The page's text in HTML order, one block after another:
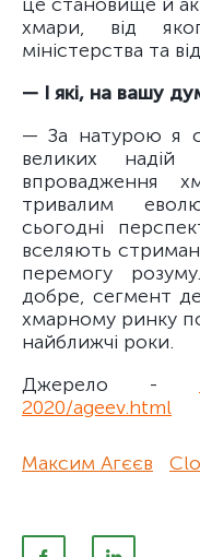
хмари, від
міністерства та
— І які, на вашу
— За натурою я
великих
впровадження
тривалим
сьогодні
вселяють
перемогу
добре, сегмент
хмарному ринку
найближчі роки.
Джерело -
2020/ageev.html
Максим Агєєв